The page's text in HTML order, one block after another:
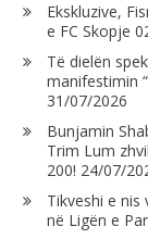
Ekskluzive,
e FC Skopje
Të dielën
manifestimin
31/07/2026
Bunjamin
Trim Lum
200! 24/07/
Tikveshi e nis
në Ligën e